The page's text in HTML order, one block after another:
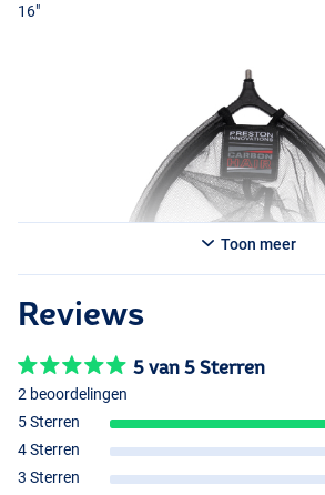
16"
Toon meer
Reviews
5 van 5 Sterren
2 beoordelingen
5 Sterren
4 Sterren
3 Sterren